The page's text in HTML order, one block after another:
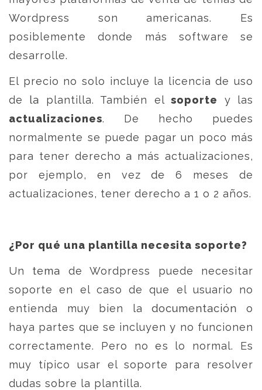
Wordpress son americanas. Es
posiblemente donde más software se
desarrolle.
El precio no solo incluye la licencia de uso
de la plantilla. También elsoporte
y las
actualizaciones. De hecho puedes
normalmente se puede pagar un poco más
para tener derecho a más actualizaciones,
por ejemplo, en vez de 6 meses de
actualizaciones, tener derecho a 1 o 2 años.
¿Por qué una plantilla necesita soporte?
Un tema de Wordpress puede necesitar
soporte en el caso de que el usuario no
entienda muy bien la documentación o
haya partes que se incluyen y no funcionen
correctamente. Pero no es lo normal. Es
muy típico usar el soporte para resolver
dudas sobre la plantilla.